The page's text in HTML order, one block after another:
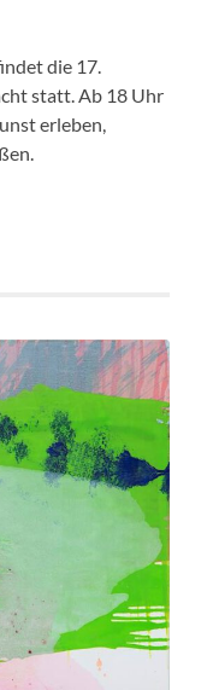
die 17.
statt. Ab 18 Uhr
erleben,